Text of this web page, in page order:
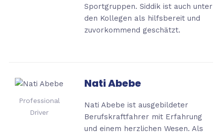
Sportgruppen. Siddik ist auch unter
den Kollegen als hilfsbereit und
zuvorkommend geschätzt.
Professional
Driver
Nati Abebe
Nati Abebe ist ausgebildeter
Berufskraftfahrer mit Erfahrung
und einem herzlichen Wesen. Als